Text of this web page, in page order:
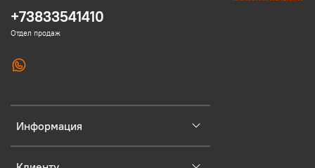
Информация
+73833541410
Отдел продаж